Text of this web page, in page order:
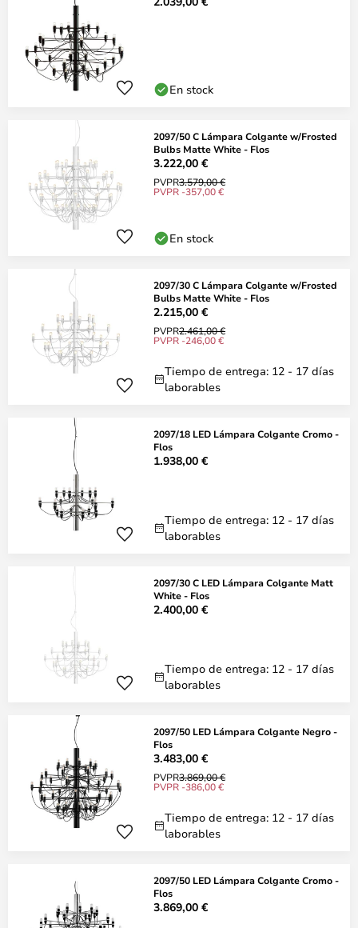
En stock
2097/50 C Lámpara Colgante w/Frosted
Bulbs Matte White - Flos
3.222,00 €
PVPR3.579,00 €
PVPR -357,00 €
En stock
2097/30 C Lámpara Colgante w/Frosted
Bulbs Matte White - Flos
2.215,00 €
PVPR2.461,00 €
PVPR -246,00 €
Tiempo de entrega: 12 - 17 días
laborables
2097/18 LED Lámpara Colgante Cromo -
Flos
1.938,00 €
Tiempo de entrega: 12 - 17 días
laborables
2097/30 C LED Lámpara Colgante Matt
White - Flos
2.400,00 €
Tiempo de entrega: 12 - 17 días
laborables
2097/50 LED Lámpara Colgante Negro -
Flos
3.483,00 €
PVPR3.869,00 €
PVPR -386,00 €
Tiempo de entrega: 12 - 17 días
laborables
2097/50 LED Lámpara Colgante Cromo -
Flos
3.869,00 €